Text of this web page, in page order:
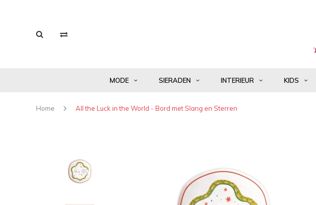
MODE SIERADEN INTERIEUR KIDS
Home All the Luck in the World - Bord met Slang en Sterren